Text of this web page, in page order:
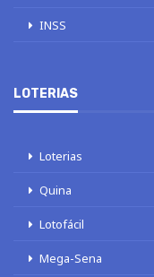
INSS
LOTERIAS
Loterias
Quina
Lotofácil
Mega-Sena